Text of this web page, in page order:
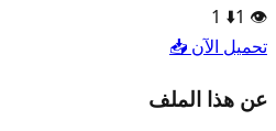
👁️
1
⬇️
1
تحميل الآن 📥
عن هذا الملف